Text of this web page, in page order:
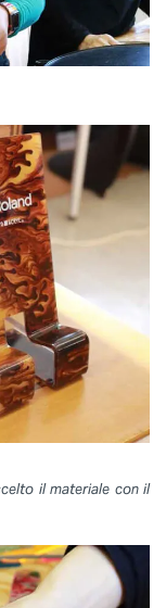
il materiale con il